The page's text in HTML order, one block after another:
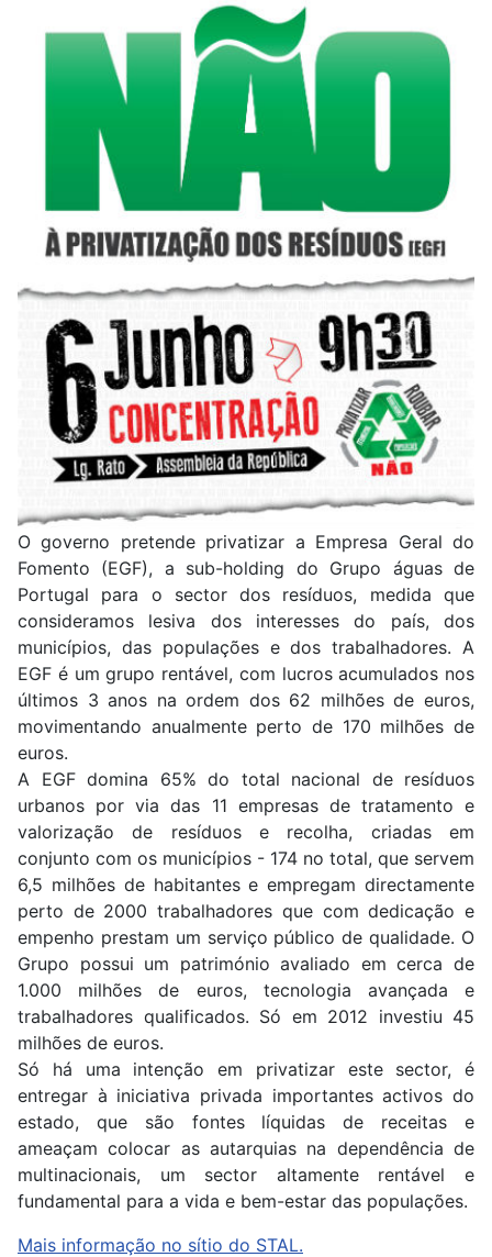
O governo pretende privatizar a Empresa Geral do
Fomento (EGF), a sub-holding do Grupo águas de
Portugal para o sector dos resíduos, medida que
consideramos lesiva dos interesses do país, dos
municípios, das populações e dos trabalhadores. A
EGF é um grupo rentável, com lucros acumulados nos
últimos 3 anos na ordem dos 62 milhões de euros,
movimentando anualmente perto de 170 milhões de
euros.
A EGF domina 65% do total nacional de resíduos
urbanos por via das 11 empresas de tratamento e
valorização de resíduos e recolha, criadas em
conjunto com os municípios - 174 no total, que servem
6,5 milhões de habitantes e empregam directamente
perto de 2000 trabalhadores que com dedicação e
empenho prestam um serviço público de qualidade. O
Grupo possui um património avaliado em cerca de
1.000 milhões de euros, tecnologia avançada e
trabalhadores qualificados. Só em 2012 investiu 45
milhões de euros.
Só há uma intenção em privatizar este sector, é
entregar à iniciativa privada importantes activos do
estado, que são fontes líquidas de receitas e
ameaçam colocar as autarquias na dependência de
multinacionais, um sector altamente rentável e
fundamental para a vida e bem-estar das populações.
Mais informação no sítio do STAL.